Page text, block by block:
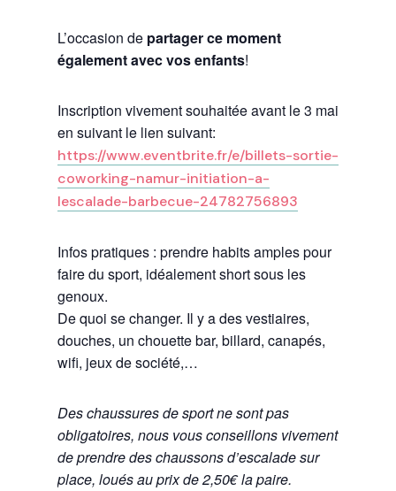
L’occasion de partager ce moment
également avec vos enfants!
Inscription vivement souhaitée avant le 3 mai
en suivant le lien suivant:
https://www.eventbrite.fr/e/billets-sortie-
coworking-namur-initiation-a-
lescalade-barbecue-24782756893
Infos pratiques : prendre habits amples pour
faire du sport, idéalement short sous les
genoux.
De quoi se changer. Il y a des vestiaires,
douches, un chouette bar, billard, canapés,
wifi, jeux de société,…
Des chaussures de sport ne sont pas
obligatoires, nous vous conseillons vivement
de prendre des chaussons d’escalade sur
place, loués au prix de 2,50€ la paire.